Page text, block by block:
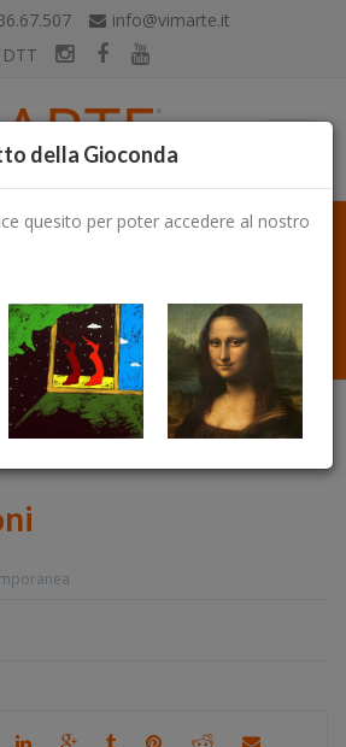
info@vimarte.it
della Gioconda
quesito per poter accedere al nostro